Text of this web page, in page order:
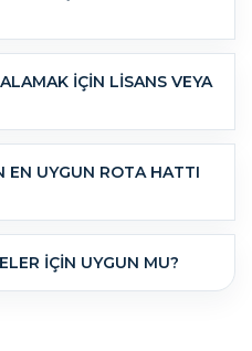
IÇIN UYGUN MU?